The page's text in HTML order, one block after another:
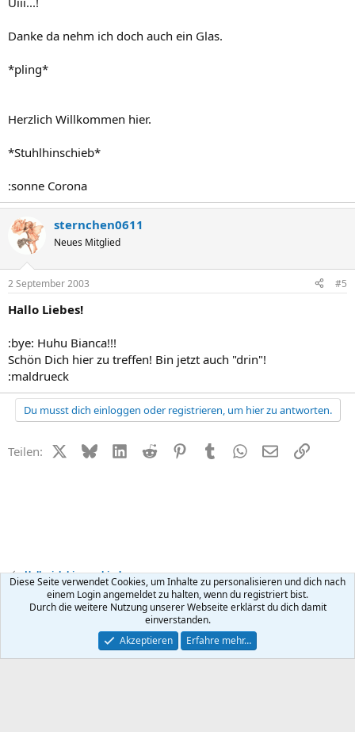
Danke da nehm ich doch auch ein Glas.
*pling*
Herzlich Willkommen hier.
*Stuhlhinschieb*
:sonne Corona
sternchen0611
Neues Mitglied
2 September 2003 #5
Hallo Liebes!
:bye: Huhu Bianca!!!
Schön Dich hier zu treffen! Bin jetzt auch "drin"!
:maldrueck
Du musst dich einloggen oder registrieren, um hier zu antworten.
Teilen: X (Twitter)
BlueskyLinkedIn
Reddit PinterestTumblr WhatsApp
E-MailLink
Hallo, ich bin neu hier!
Kontakt Nutzungsbedingungen Datenschutz Hilfe
R
Community platform by XenForo ® © 2010-2026 XenForo Ltd.
Diese Seite verwendet Cookies, um Inhalte zu personalisieren und dich nach
einem Login angemeldet zu halten, wenn du registriert bist.
Durch die weitere Nutzung unserer Webseite erklärst du dich damit
einverstanden.
Akzeptieren
Erfahre mehr…